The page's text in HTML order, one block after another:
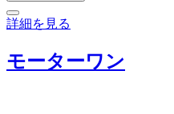
詳細を見る
モーターワン